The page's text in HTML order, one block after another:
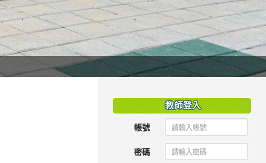
教師登入
帳號
密碼